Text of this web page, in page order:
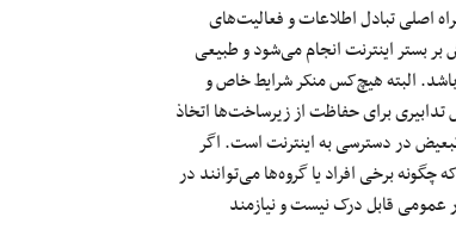
اصلی تبادل اطلاعات و فعالیت‌های
بستر اینترنت انجام می‌شود و طبیعی
باشد. البته هیچ‌کس منکر شرایط خاص و
برای حفاظت از زیرساخت‌ها اتخاذ
در دسترسی به اینترنت است. اگر
برخی افراد یا گروه‌ها می‌توانند در
عمومی قابل درک نیست و نیازمند